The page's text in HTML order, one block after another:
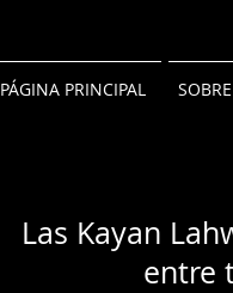
PÁGINA PRINCIPAL
Las Kayan
entre